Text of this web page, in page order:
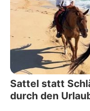
Sattel statt
durch den